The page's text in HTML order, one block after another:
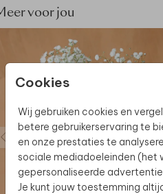
Cookies
Wij gebruiken cookies en
betere gebruikerservaring te
en onze prestaties te
sociale mediadoeleinden (het
gepersonaliseerde
Je kunt jouw toestemming
• Enkel mogelijk op mat papier
• Levertijd: 2-3 werkdagen
voor jou